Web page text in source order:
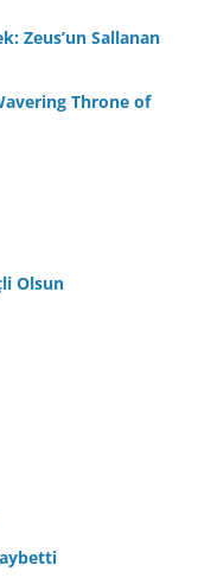
Zeus’un Sallanan
Throne of
Olsun